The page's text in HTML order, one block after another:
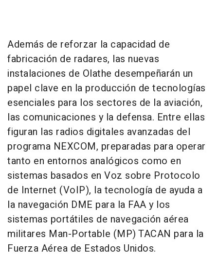
Además de reforzar la capacidad de
fabricación de radares, las nuevas
instalaciones de Olathe desempeñarán un
papel clave en la producción de tecnologías
esenciales para los sectores de la aviación,
las comunicaciones y la defensa. Entre ellas
figuran las radios digitales avanzadas del
programa NEXCOM, preparadas para operar
tanto en entornos analógicos como en
sistemas basados en Voz sobre Protocolo
de Internet (VoIP), la tecnología de ayuda a
la navegación DME para la FAA y los
sistemas portátiles de navegación aérea
militares Man-Portable (MP) TACAN para la
Fuerza Aérea de Estados Unidos.